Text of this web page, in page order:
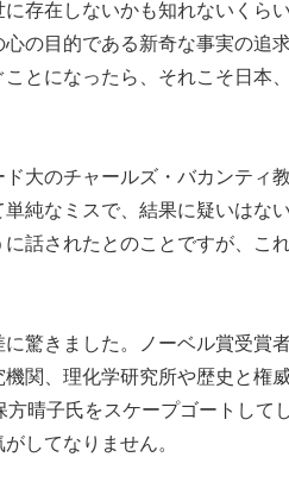
存在しないかも知れないくら
の目的である新奇な事実の追
とになったら、それこそ日本
大のチャールズ・バカンティ
純なミスで、結果に疑いはな
話されたとのことですが、こ
驚きました。ノーベル賞受賞
関、理化学研究所や歴史と権
晴子氏をスケープゴートして
してなりません。